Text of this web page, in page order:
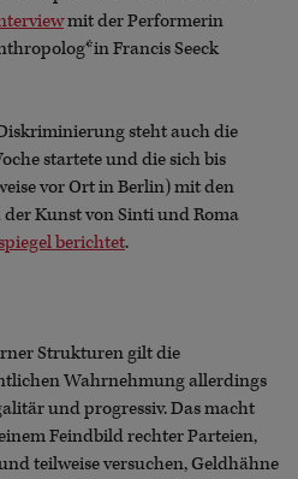
mit der Performerin
Francis Seeck
steht auch die
startete und die sich bis
vor Ort in Berlin) mit den
Kunst von Sinti und Roma
berichtet.
Strukturen gilt die
Wahrnehmung allerdings
und progressiv. Das macht
Feindbild rechter Parteien,
teilweise versuchen, Geldhähne